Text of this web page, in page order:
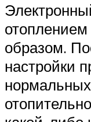
образом.
настройки